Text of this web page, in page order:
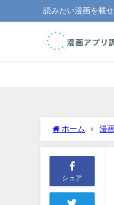
読みたい漫画を載
ホーム 漫
シェア